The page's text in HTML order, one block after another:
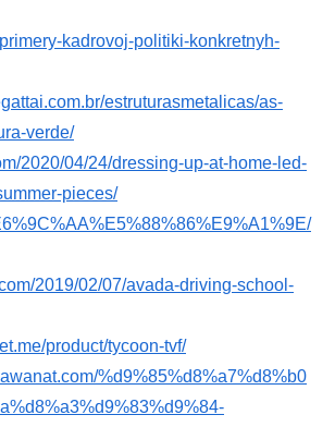
kadrovoj-politiki-konkretnyh-
estruturasmetalicas/as-
verde/
2020/04/24/dressing-up-at-home-led-
pieces/
2019/02/07/avada-driving-school-
product/tycoon-tvf/
%d9%85%d8%a7%d8%b0